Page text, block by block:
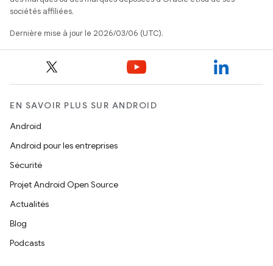
sociétés affiliées.
Dernière mise à jour le 2026/03/06 (UTC).
EN SAVOIR PLUS SUR ANDROID
Android
Android pour les entreprises
Sécurité
Projet Android Open Source
Actualités
Blog
Podcasts